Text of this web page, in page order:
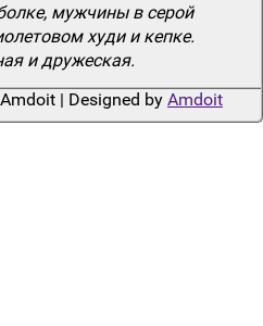
мужчины в серой
худи и кепке.
и дружеская.
| Designed by Amdoit